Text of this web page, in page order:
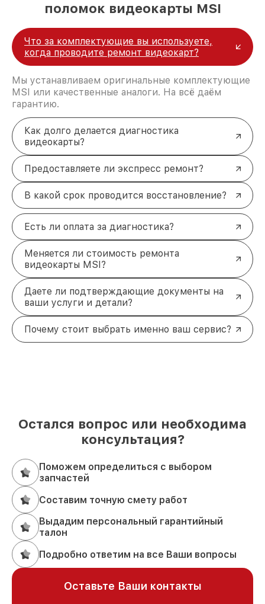
поломок видеокарты MSI
Что за комплектующие вы используете,
когда проводите ремонт видеокарт?
Мы устанавливаем оригинальные комплектующие
MSI или качественные аналоги. На всё даём
гарантию.
Как долго делается диагностика
видеокарты?
Предоставляете ли экспресс ремонт?
В какой срок проводится восстановление?
Есть ли оплата за диагностика?
Меняется ли стоимость ремонта
видеокарты MSI?
Даете ли подтверждающие документы на
ваши услуги и детали?
Почему стоит выбрать именно ваш сервис?
Остался вопрос или необходима
консультация?
Поможем определиться с выбором
запчастей
Составим точную смету работ
Выдадим персональный гарантийный
талон
Подробно ответим на все Ваши вопросы
Оставьте Ваши контакты